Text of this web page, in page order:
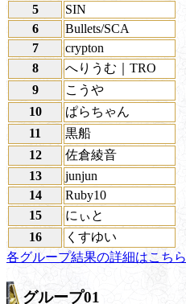
5
SIN
6
Bullets/SCA
7
crypton
8
へりうむ｜TRO
9
こうや
10
ぱらちゃん
11
黒船
12
佐倉綾音
13
junjun
14
Ruby10
15
にぃと
16
くすゆい
各グループ結果の詳細はこちら
グループ01